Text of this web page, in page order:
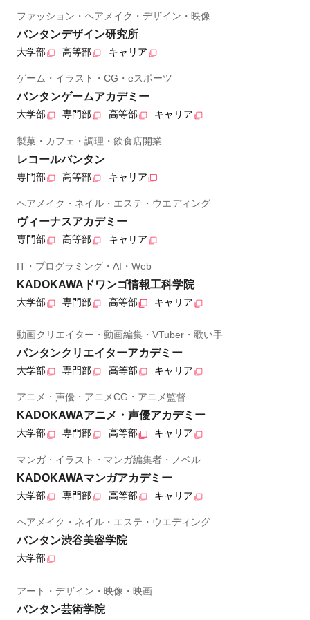
ファッション・ヘアメイク・デザイン・映像
バンタンデザイン研究所
大学部 高等部 キャリア
ゲーム・イラスト・CG・eスポーツ
バンタンゲームアカデミー
大学部 専門部 高等部 キャリア
製菓・カフェ・調理・飲食店開業
レコールバンタン
専門部 高等部 キャリア
ヘアメイク・ネイル・エステ・ウエディング
ヴィーナスアカデミー
専門部 高等部 キャリア
IT・プログラミング・AI・Web
KADOKAWAドワンゴ情報工科学院
大学部 専門部 高等部 キャリア
動画クリエイター・動画編集・VTuber・歌い手
バンタンクリエイターアカデミー
大学部 専門部 高等部 キャリア
アニメ・声優・アニメCG・アニメ監督
KADOKAWAアニメ・声優アカデミー
大学部 専門部 高等部 キャリア
マンガ・イラスト・マンガ編集者・ノベル
KADOKAWAマンガアカデミー
大学部 専門部 高等部 キャリア
ヘアメイク・ネイル・エステ・ウエディング
バンタン渋谷美容学院
大学部
アート・デザイン・映像・映画
バンタン芸術学院